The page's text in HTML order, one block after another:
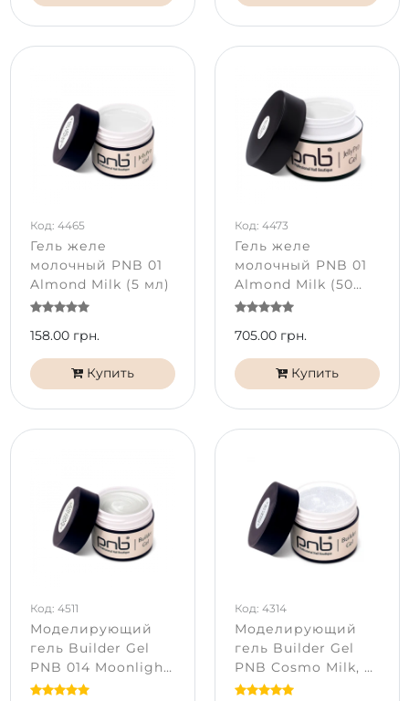
Код: 4465
Гель желе
молочный PNB 01
Almond Milk (5 мл)
158.00 грн.
Купить
Код: 4473
Гель желе
молочный PNB 01
Almond Milk (50
мл)
705.00 грн.
Купить
Код: 4511
Моделирующий
гель Builder Gel
PNB 014 Moonlight
Shell (5 мл)
Код: 4314
Моделирующий
гель Builder Gel
PNB Cosmo Milk, с
шиммером (15 мл)